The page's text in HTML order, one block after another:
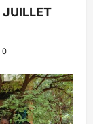
JUILLET
0